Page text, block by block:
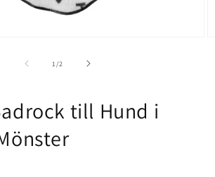
1/av2
till Hund i